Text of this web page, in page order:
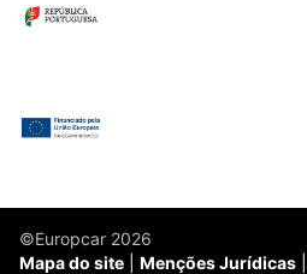
©Europcar 2026
Mapa do site
Menções Jurídicas